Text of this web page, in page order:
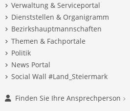
Verwaltung & Serviceportal
Dienststellen & Organigramm
Bezirkshauptmannschaften
Themen & Fachportale
Politik
News Portal
Social Wall #Land_Steiermark
Finden Sie Ihre Ansprechperson